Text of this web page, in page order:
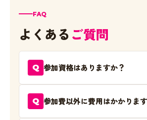
FAQ
よくある ご質問
Q 参加資格はありますか？
Q 参加費以外に費用はかかりま